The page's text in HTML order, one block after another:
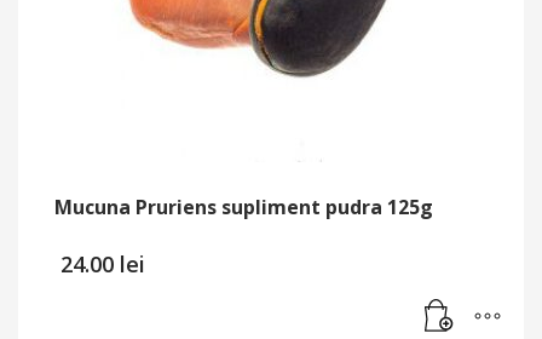
Mucuna Pruriens supliment pudra 125g
24.00 lei